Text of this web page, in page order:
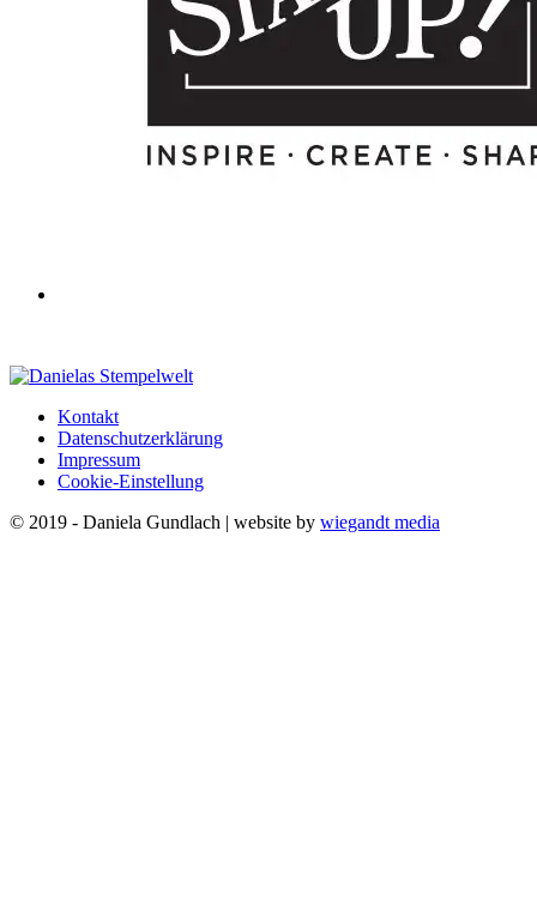
Kontakt
Datenschutzerklärung
Impressum
Cookie-Einstellung
© 2019 - Daniela Gundlach | website by wiegandt media